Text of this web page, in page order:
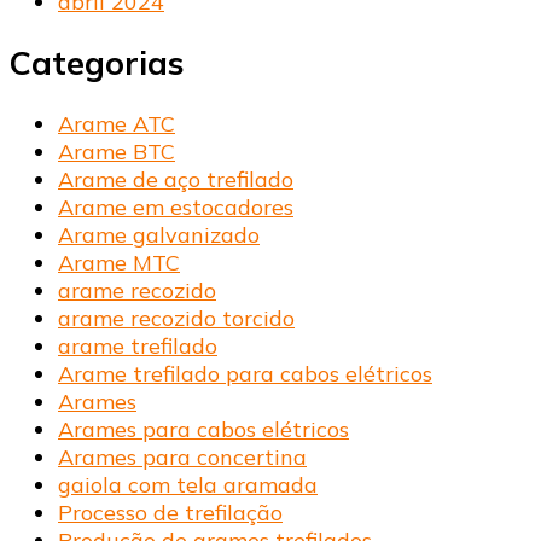
Categorias
Arame ATC
Arame BTC
Arame de aço trefilado
Arame em estocadores
Arame galvanizado
Arame MTC
arame recozido
arame recozido torcido
arame trefilado
Arame trefilado para cabos elétricos
Arames
Arames para cabos elétricos
Arames para concertina
gaiola com tela aramada
Processo de trefilação